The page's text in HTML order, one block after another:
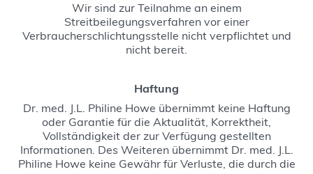
Wir sind zur Teilnahme an einem
Streitbeilegungsverfahren vor einer
Verbraucherschlichtungsstelle nicht verpflichtet und
nicht bereit.
Haftung
Dr. med. J.L. Philine Howe übernimmt keine Haftung
oder Garantie für die Aktualität, Korrektheit,
Vollständigkeit der zur Verfügung gestellten
Informationen. Des Weiteren übernimmt Dr. med. J.L.
Philine Howe keine Gewähr für Verluste, die durch die